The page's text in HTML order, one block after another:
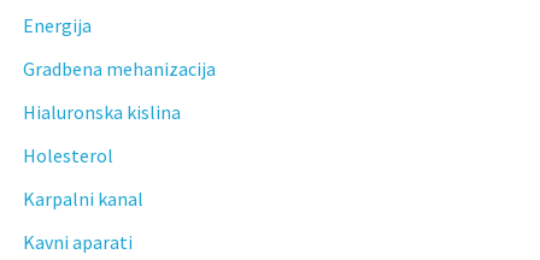
Energija
Gradbena mehanizacija
Hialuronska kislina
Holesterol
Karpalni kanal
Kavni aparati